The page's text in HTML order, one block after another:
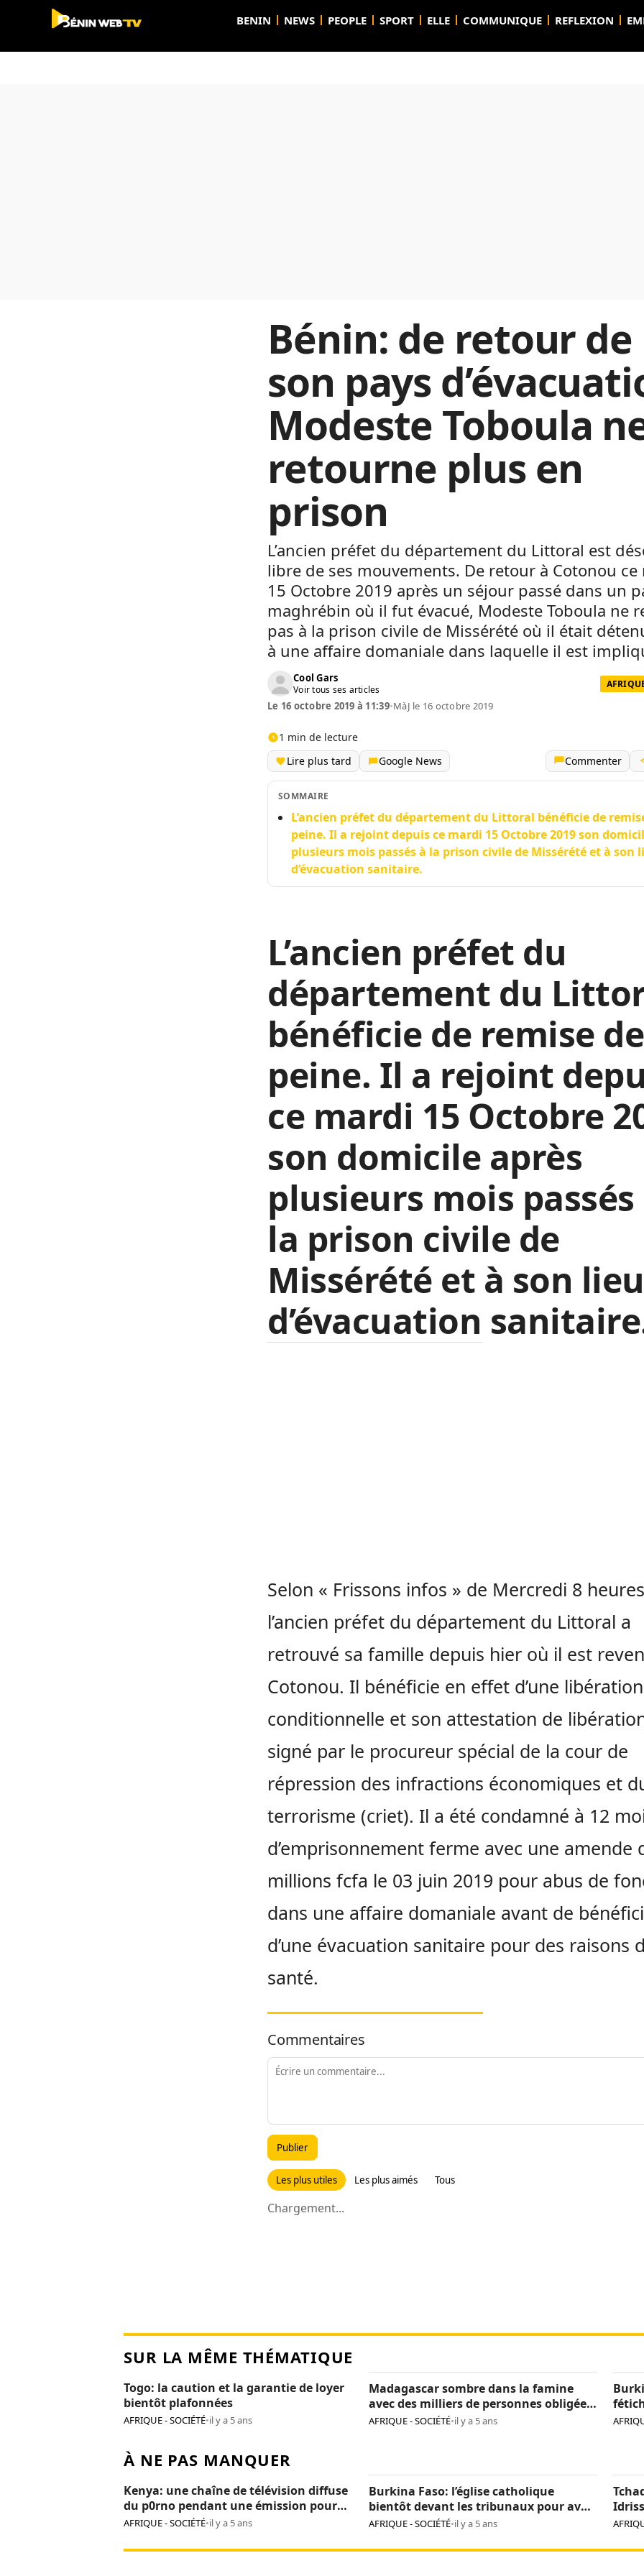
BENIN NEWS PEOPLE SPORT ELLE COMMUNIQUE REFLEXION
Bénin: de retour de
son pays
Modeste Toboula
retourne plus en
prison
L’ancien préfet du département du Littoral est
libre de ses mouvements. De retour à Cotonou
15 Octobre 2019 après un séjour passé dans un
maghrébin où il fut évacué, Modeste Toboula ne
pas à la prison civile de Missérété où il était
à une affaire domaniale dans laquelle il est
Cool Gars
Voir tous ses articles
Le 16 octobre 2019 à 11:39•MàJ le 16 octobre 2019
1 min de lecture
Lire plus tard
Google News Commenter
SOMMAIRE
L’ancien préfet du département du Littoral bénéficie de
peine. Il a rejoint depuis ce mardi 15 Octobre 2019 son
plusieurs mois passés à la prison civile de Missérété et à son
d’évacuation sanitaire.
L’ancien préfet du
département du
bénéficie de remise de
peine. Il a rejoint
ce mardi 15 Octobre
son domicile après
plusieurs mois passés
la prison civile de
Missérété et à son lieu
d’évacuation
Selon « Frissons infos » de Mercredi 8
l’ancien préfet du département du Littoral a
retrouvé sa famille depuis hier où il est
Cotonou. Il bénéficie en effet d’une libération
conditionnelle et son attestation de
signé par le procureur spécial de la cour de
répression des infractions économiques et
terrorisme (criet). Il a été condamné à 12
d’emprisonnement ferme avec une amende
millions fcfa le 03 juin 2019 pour abus de
dans une affaire domaniale avant de
d’une évacuation sanitaire pour des raisons
santé.
Commentaires
Publier
Les plus utiles Les plus aimés Tous
Chargement...
SUR LA MÊME THÉMATIQUE
Togo: la caution et la garantie de loyer
bientôt plafonnées
AFRIQUE - SOCIÉTÉ•il y a 5 ans
Madagascar sombre dans la famine
avec des milliers de personnes obligées
de manger des criquets
AFRIQUE - SOCIÉTÉ•il y a 5 ans
À NE PAS MANQUER
Kenya: une chaîne de télévision diffuse
du p0rno pendant une émission pour
enfants
AFRIQUE - SOCIÉTÉ•il y a 5 ans
Burkina Faso: l’église catholique
bientôt devant les tribunaux pour avoir
incinéré des fétiches
AFRIQUE - SOCIÉTÉ•il y a 5 ans